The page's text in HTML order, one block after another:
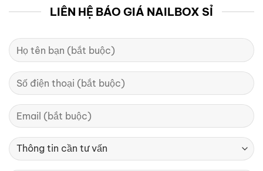
LIÊN HỆ BÁO GIÁ NAILBOX SỈ